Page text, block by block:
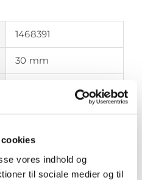
vores indhold og
til sociale medier og til
1468391
30 mm
Genbrugsplast
6kg
40 tons
50